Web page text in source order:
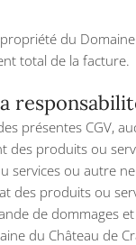
du
total de la facture.
présentes CGV,
des produits ou
services ou autre
des produits ou
de dommages
du Château de